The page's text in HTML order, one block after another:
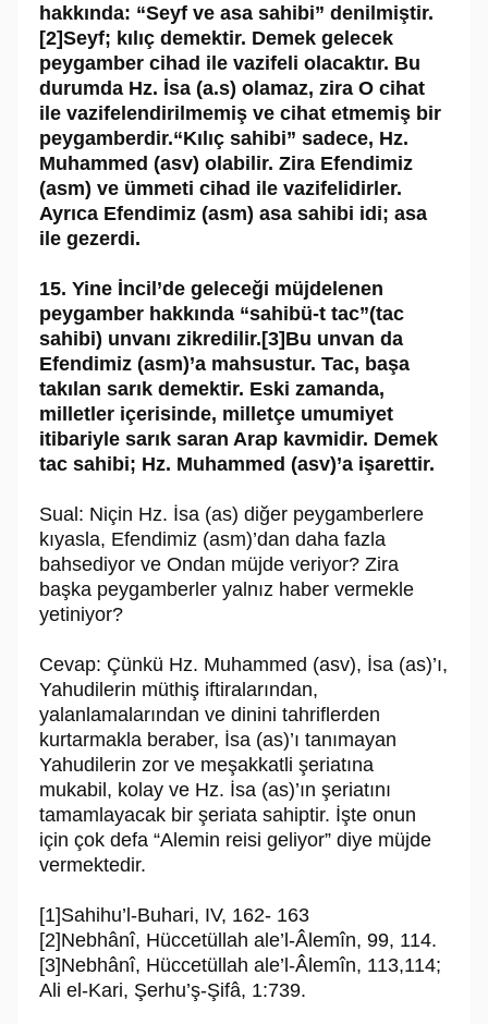
hakkında: “Seyf ve asa sahibi” denilmiştir.
[2]Seyf; kılıç demektir. Demek gelecek
peygamber cihad ile vazifeli olacaktır. Bu
durumda Hz. İsa (a.s) olamaz, zira O cihat
ile vazifelendirilmemiş ve cihat etmemiş bir
peygamberdir.“Kılıç sahibi” sadece, Hz.
Muhammed (asv) olabilir. Zira Efendimiz
(asm) ve ümmeti cihad ile vazifelidirler.
Ayrıca Efendimiz (asm) asa sahibi idi; asa
ile gezerdi.
15. Yine İncil’de geleceği müjdelenen
peygamber hakkında “sahibü-t tac”(tac
sahibi) unvanı zikredilir.[3]Bu unvan da
Efendimiz (asm)’a mahsustur. Tac, başa
takılan sarık demektir. Eski zamanda,
milletler içerisinde, milletçe umumiyet
itibariyle sarık saran Arap kavmidir. Demek
tac sahibi; Hz. Muhammed (asv)’a işarettir.
Sual: Niçin Hz. İsa (as) diğer peygamberlere
kıyasla, Efendimiz (asm)’dan daha fazla
bahsediyor ve Ondan müjde veriyor? Zira
başka peygamberler yalnız haber vermekle
yetiniyor?
Cevap: Çünkü Hz. Muhammed (asv), İsa (as)’ı,
Yahudilerin müthiş iftiralarından,
yalanlamalarından ve dinini tahriflerden
kurtarmakla beraber, İsa (as)’ı tanımayan
Yahudilerin zor ve meşakkatli şeriatına
mukabil, kolay ve Hz. İsa (as)’ın şeriatını
tamamlayacak bir şeriata sahiptir. İşte onun
için çok defa “Alemin reisi geliyor” diye müjde
vermektedir.
[1]Sahihu’l-Buhari, IV, 162- 163
[2]Nebhânî, Hüccetüllah ale’l-Âlemîn, 99, 114.
[3]Nebhânî, Hüccetüllah ale’l-Âlemîn, 113,114;
Ali el-Kari, Şerhu’ş-Şifâ, 1:739.